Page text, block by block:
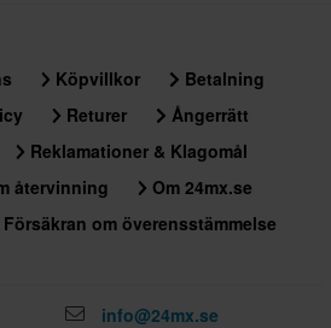
Köpvillkor
Betalning
Returer
Ångerrätt
Reklamationer & Klagomål
återvinning
Om 24mx.se
Försäkran om överensstämmelse
info@24mx.se